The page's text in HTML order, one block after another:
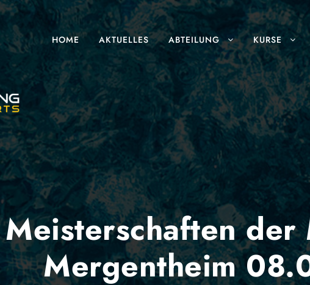
HOME AKTUELLES ABTEILUNG KURSE
der
Mergentheim